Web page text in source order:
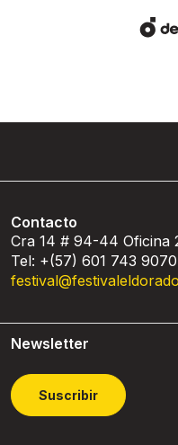
Contacto
Cra 14 # 94-44 Oficina
Tel: +(57) 601 743
Newsletter
Suscribir